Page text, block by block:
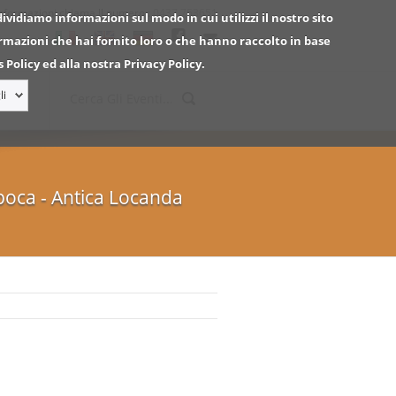
informazioni sul modo in cui utilizzi il nostro sito
che hai fornito loro o che hanno raccolto in base
ed alla nostra Privacy Policy.
chiama ll numero : 0437.753651
- Antica Locanda